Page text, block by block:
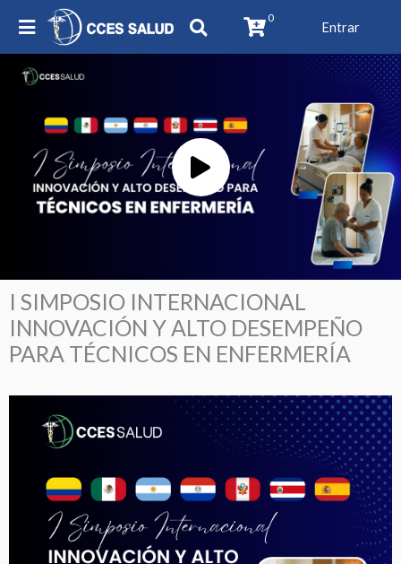
0
Entrar
I SIMPOSIO INTERNACIONAL
INNOVACIÓN Y ALTO DESEMPEÑO
PARA TÉCNICOS EN ENFERMERÍA